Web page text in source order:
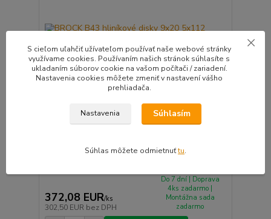
Kvalitné disky svetoznámeho výrobcu BROCK
372,08 EUR/ks
302,50 EUR bez DPH
Do 7 dní | Doprava
4ks zadarmo |
Montážna sada
zadarmo
S cieľom uľahčiť užívateľom používať naše webové stránky
využívame cookies. Používaním našich stránok súhlasíte s
ukladaním súborov cookie na vašom počítači / zariadení.
Nastavenia cookies môžete zmeniť v nastavení vášho
prehliadača.
Nastavenia Súhlasím
Súhlas môžete odmietnuťtu.